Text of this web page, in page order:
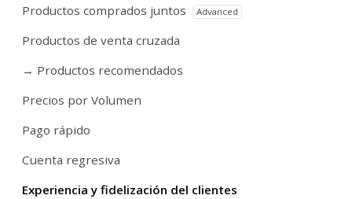
Productos comprados juntos
Advanced
Productos de venta cruzada
→ Productos recomendados
Precios por Volumen
Pago rápido
Cuenta regresiva
Experiencia y fidelización del clientes